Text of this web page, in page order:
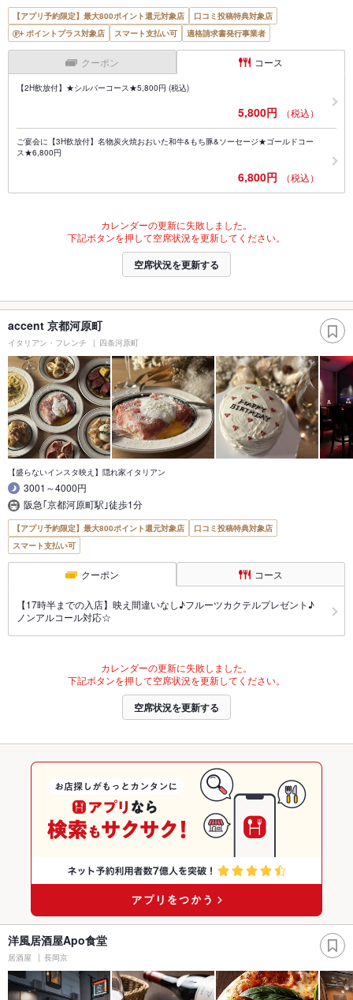
【アプリ予約限定】最大800ポイント還元対象店
口コミ投稿特典対象店
ポイントプラス対象店
スマート支払い可 適格請求書発行事業者
クーポン コース
【2H飲放付】★シルバーコース★5,800円 (税込)
5,800円 （税込）
ご宴会に【3H飲放付】名物炭火焼おおいた和牛&もち豚&ソーセージ★ゴールドコー
ス★6,800円
6,800円 （税込）
カレンダーの更新に失敗しました。
下記ボタンを押して空席状況を更新してください。
空席状況を更新する
accent 京都河原町
イタリアン・フレンチ 四条河原町
【盛らないインスタ映え】隠れ家イタリアン
3001～4000円
阪急｢京都河原町駅｣徒歩1分
【アプリ予約限定】最大800ポイント還元対象店
口コミ投稿特典対象店
スマート支払い可
クーポン コース
【17時半までの入店】映え間違いなし♪フルーツカクテルプレゼント♪
ノンアルコール対応☆
カレンダーの更新に失敗しました。
下記ボタンを押して空席状況を更新してください。
空席状況を更新する
洋風居酒屋Apo食堂
居酒屋 長岡京